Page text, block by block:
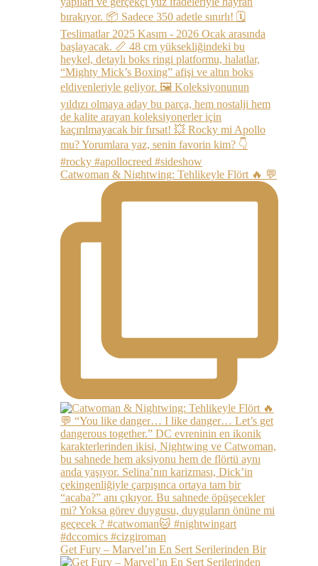
Catwoman & Nightwing: Tehlikeyle Flört 🔥 💬
Get Fury – Marvel’ın En Sert Serilerinden Bir